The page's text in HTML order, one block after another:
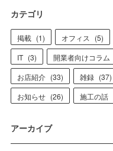
カテゴリ
掲載 (1) オフィス (5)
IT (3) 開業者向けコラム
お店紹介 (33) 雑録 (37)
お知らせ (26) 施工の話
アーカイブ